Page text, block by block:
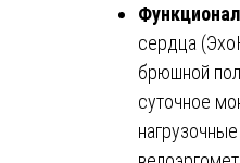
сердца
брюшной
суточное